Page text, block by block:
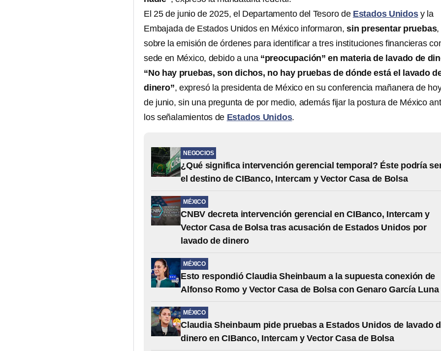
El 25 de junio de 2025, el Departamento del Tesoro de Estados Unidosy la
Embajada de Estados Unidos en México informaron,sin presentar pruebas,
sobre la emisión de órdenes para identificar a tres instituciones financieras
sede en México, debido a una “preocupación” en materia de lavado de
“No hay pruebas, son dichos, no hay pruebas de dónde está el lavado
dinero”, expresó la presidenta de México en su conferencia mañanera de
de junio, sin una pregunta de por medio, además fijar la postura de México
los señalamientos de Estados Unidos.
NEGOCIOS
¿Qué significa intervención gerencial temporal? Éste podría
el destino de CIBanco, Intercam y Vector Casa de Bolsa
MÉXICO
CNBV decreta intervención gerencial en CIBanco, Intercam y
Vector Casa de Bolsa tras acusación de Estados Unidos por
lavado de dinero
MÉXICO
Esto respondió Claudia Sheinbaum a la supuesta conexión de
Alfonso Romo y Vector Casa de Bolsa con Genaro García Luna
MÉXICO
Claudia Sheinbaum pide pruebas a Estados Unidos de lavado
dinero en CIBanco, Intercam y Vector Casa de Bolsa